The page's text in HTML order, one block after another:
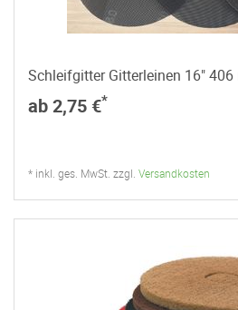
Schleifgitter Gitterleinen 16" 406
ab 2,75 €*
* inkl. ges. MwSt. zzgl. Versandkosten